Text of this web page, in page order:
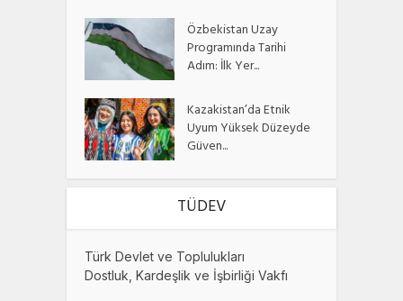
Özbekistan Uzay
Programında Tarihi
Adım: İlk Yer...
Kazakistan’da Etnik
Uyum Yüksek Düzeyde
Güven...
TÜDEV
Türk Devlet ve Toplulukları
Dostluk, Kardeşlik ve İşbirliği Vakfı